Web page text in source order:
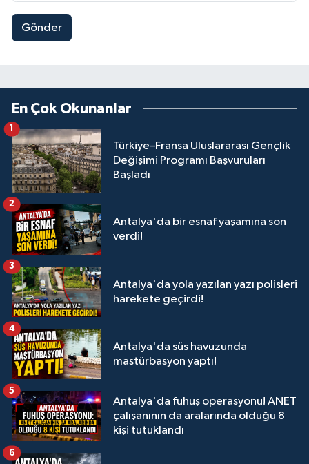
Gönder
En Çok Okunanlar
Türkiye–Fransa Uluslararası Gençlik
Değişimi Programı Başvuruları
Başladı
1
Antalya'da bir esnaf yaşamına son
verdi!
2
Antalya'da yola yazılan yazı polisleri
harekete geçirdi!
3
Antalya'da süs havuzunda
mastürbasyon yaptı!
4
Antalya'da fuhuş operasyonu! ANET
çalışanının da aralarında olduğu 8
kişi tutuklandı
5
6